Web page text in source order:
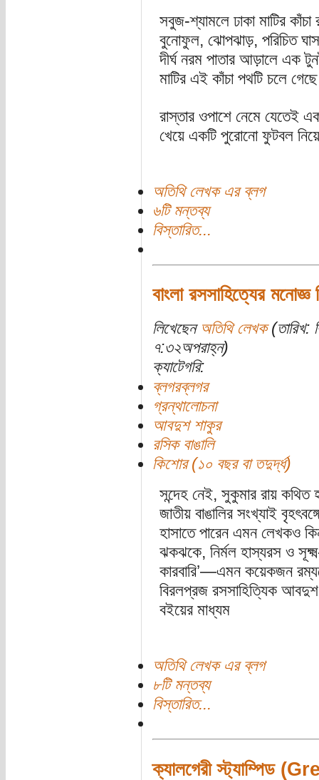
সবুজ-শ্যামলে ঢাকা মাটির
বুনোফুল, ঝোপঝাড়, পরিচিত
দীর্ঘ নরম পাতার আড়ালে এক
মাটির এই কাঁচা পথটি চলে
রাস্তার ওপাশে নেমে যেতেই
খেয়ে একটি পুরোনো ফুটবল
অতিথি লেখক এর ব্লগ
৬টি মন্তব্য
বিস্তারিত...
বাংলা রসসাহিত্যের মনোজ্ঞ
লিখেছেন অতিথি লেখক(তারিখ:
৭:৩২অপরাহ্ন)
ক্যাটেগরি:
ব্লগরব্লগর
গ্রন্থালোচনা
আবদুশ শাকুর
রসিক বাঙালি
কিশোর (১০ বছর বা তদুর্দ্ধ)
সন্দেহ নেই, সুকুমার রায় কথিত
জাতীয় বাঙালির সংখ্যাই
হাসাতে পারেন এমন লেখকও
ঝকঝকে, নির্মল হাস্যরস ও
কারবারি’—এমন কয়েকজন
বিরলপ্রজ রসসাহিত্যিক আবদুশ
বইয়ের মাধ্যম
অতিথি লেখক এর ব্লগ
৮টি মন্তব্য
বিস্তারিত...
ক্যালগেরী